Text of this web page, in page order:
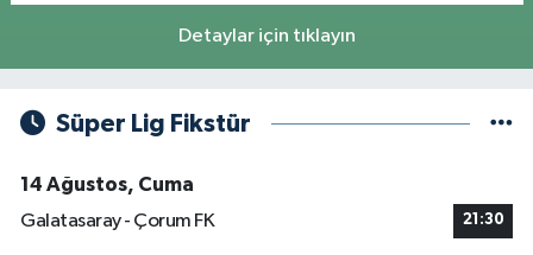
Detaylar için tıklayın
Süper Lig Fikstür
14 Ağustos, Cuma
Galatasaray - Çorum FK
21:30